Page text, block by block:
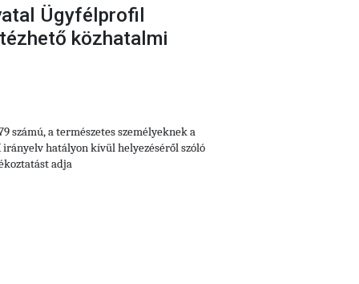
Ügyfélprofil
közhatalmi
számú, a természetes személyeknek a
hatályon kívül helyezéséről szóló
adja